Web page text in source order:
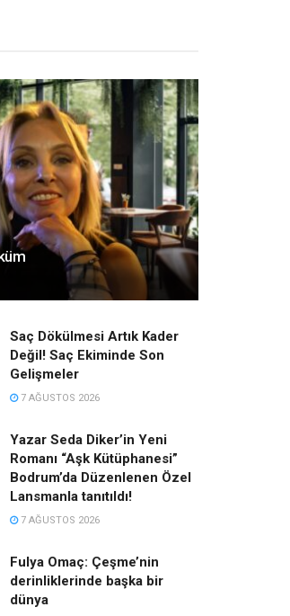
Saç Dökülmesi Artık Kader
Değil! Saç Ekiminde Son
Gelişmeler
7 AĞUSTOS 2026
Yazar Seda Diker’in Yeni
Romanı “Aşk Kütüphanesi”
Bodrum’da Düzenlenen Özel
Lansmanla tanıtıldı!
7 AĞUSTOS 2026
Fulya Omaç: Çeşme’nin
derinliklerinde başka bir
dünya